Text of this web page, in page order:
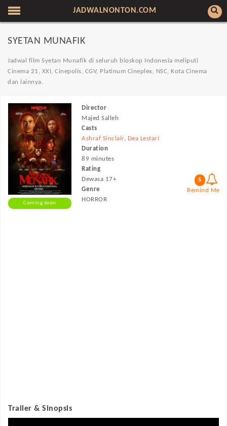
JADWALNONTON.COM
SYETAN MUNAFIK
Jadwal film Syetan Munafik di seluruh bioskop Indonesia meliputi
Cinema 21, XXI, Cinepolis, CGV, Platinum Cineplex, NSC, Kota Cinema
dan lainnya.
Coming soon
Director
Majed Salleh
Casts
Ashraf Sinclair, Dea Lestari
Duration
89 minutes
Rating
Dewasa 17+
Genre
HORROR
5
Remind Me
Trailer & Sinopsis